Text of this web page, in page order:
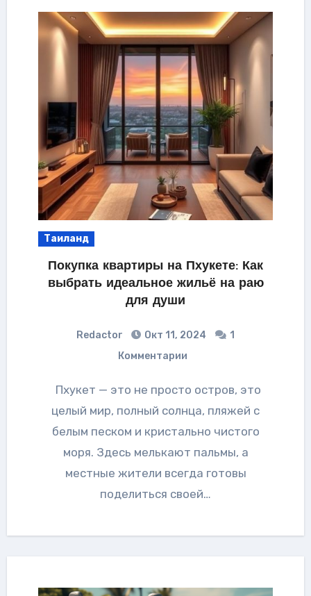
Таиланд
Покупка квартиры на Пхукете: Как
выбрать идеальное жильё на раю
для души
Redactor Окт 11, 2024
1
Комментарии
Пхукет — это не просто остров, это
целый мир, полный солнца, пляжей с
белым песком и кристально чистого
моря. Здесь мелькают пальмы, а
местные жители всегда готовы
поделиться своей…